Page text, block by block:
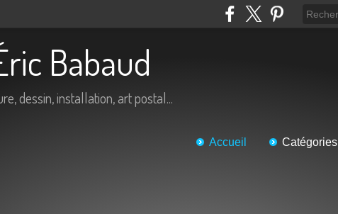
Babaud
dessin, installation, art postal...
Accueil Catégories